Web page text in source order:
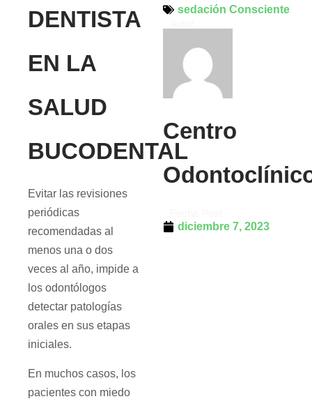
DENTISTA
EN LA
SALUD
BUCODENTAL
Evitar las revisiones
periódicas
recomendadas al
menos una o dos
veces al año, impide a
los odontólogos
detectar patologías
orales en sus etapas
iniciales.
En muchos casos, los
pacientes con miedo
sedación Consciente
Centro
diciembre 7, 2023